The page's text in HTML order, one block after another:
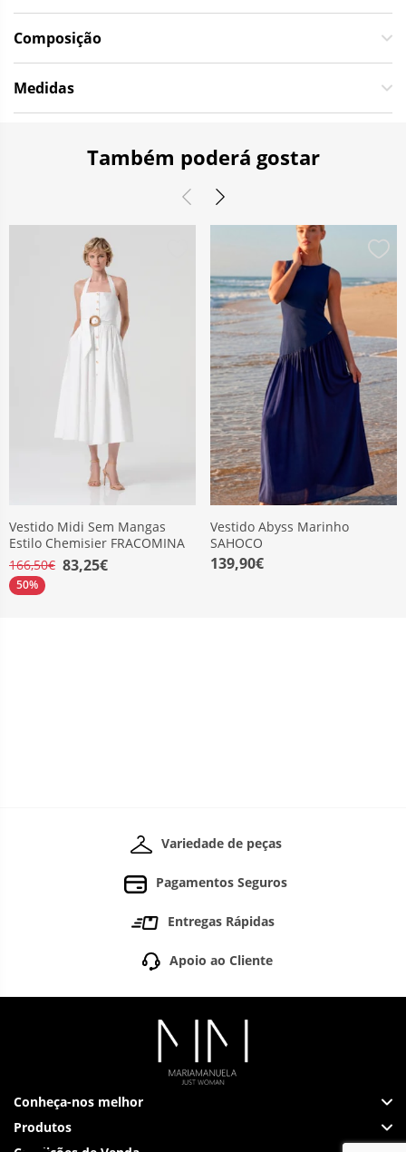
Composição
Medidas
Também poderá gostar
Vestido Midi Sem Mangas
Estilo Chemisier FRACOMINA
166,50€ 83,25€
50%
Vestido Abyss Marinho
SAHOCO
139,90€
Variedade de peças
Pagamentos Seguros
Entregas Rápidas
Apoio ao Cliente
Conheça-nos melhor
Produtos